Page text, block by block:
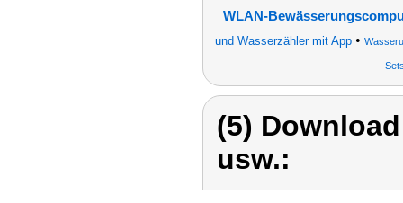
WLAN-
und Wasserzähler mit App•
(5)
usw.: